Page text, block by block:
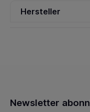
Hersteller
Newsletter